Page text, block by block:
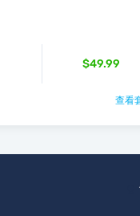
$49.99
查看